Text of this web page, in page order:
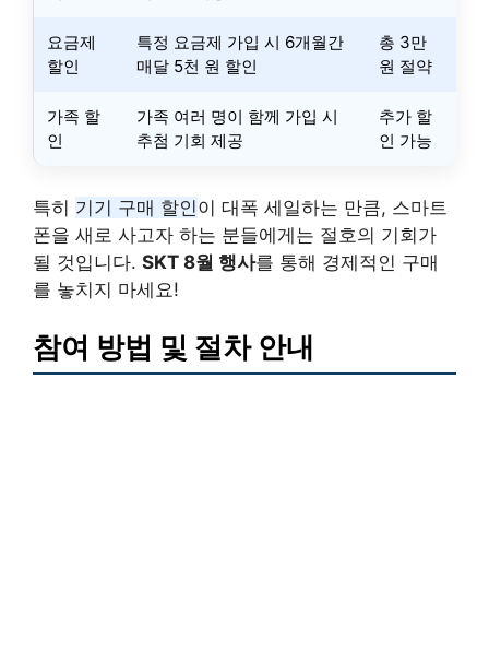
요금제
할인
특정 요금제 가입 시 6개월간
매달 5천 원 할인
총 3만
원 절약
가족 할
인
가족 여러 명이 함께 가입 시
추첨 기회 제공
추가 할
인 가능
특히 기기 구매 할인이 대폭 세일하는 만큼, 스마트
폰을 새로 사고자 하는 분들에게는 절호의 기회가
될 것입니다. SKT 8월 행사를 통해 경제적인 구매
를 놓치지 마세요!
참여 방법 및 절차 안내